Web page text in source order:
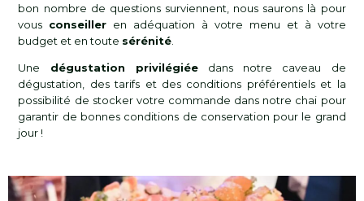
bon nombre de questions surviennent, nous saurons là pour
vous conseiller en adéquation à votre menu et à votre
budget et en toute sérénité
Une dégustation privilégiéedans notre caveau de
dégustation, des tarifs et des conditions préférentiels et la
possibilité de stocker votre commande dans notre chai pour
garantir de bonnes conditions de conservation pour le grand
jour !